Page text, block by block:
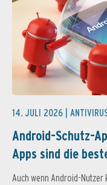
14. JULI 2026 |
Android-Schutz-
Apps sind die
Auch wenn Android-